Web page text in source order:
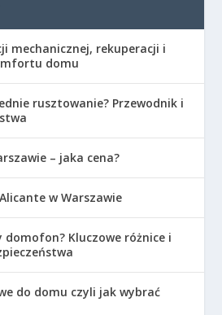
mechanicznej, rekuperacji i
domu
rusztowanie? Przewodnik i
– jaka cena?
w Warszawie
Kluczowe różnice i
do domu czyli jak wybrać